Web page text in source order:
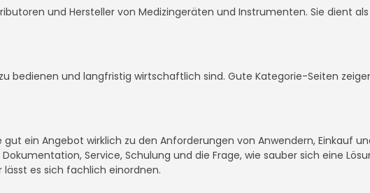
und Hersteller von Medizingeräten und Instrumenten. Sie dient
bedienen und langfristig wirtschaftlich sind. Gute Kategorie-Seiten
ein Angebot wirklich zu den Anforderungen von Anwendern, Einkauf
Service, Schulung und die Frage, wie sauber sich eine
es sich fachlich einordnen.